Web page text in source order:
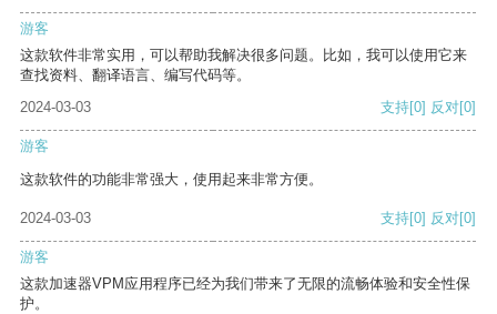
游客
这款软件非常实用，可以帮助我解决很多问题。比如，我可以使用它来
查找资料、翻译语言、编写代码等。
2024-03-03
支持[0] 反对[0]
游客
这款软件的功能非常强大，使用起来非常方便。
2024-03-03 支持[0] 反对[0]
游客
这款加速器VPM应用程序已经为我们带来了无限的流畅体验和安全性保
护。